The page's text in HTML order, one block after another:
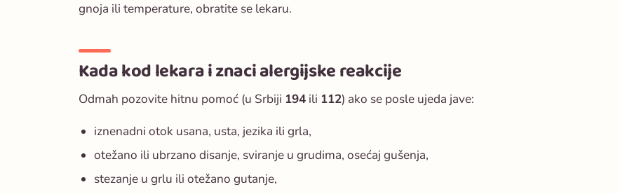
gnoja ili temperature, obratite se lekaru.
Kada kod lekara i znaci alergijske reakcije
Odmah pozovite hitnu pomoć (u Srbiji 194 ili 112) ako se posle ujeda jave:
iznenadni otok usana, usta, jezika ili grla,
otežano ili ubrzano disanje, sviranje u grudima, osećaj gušenja,
stezanje u grlu ili otežano gutanje,